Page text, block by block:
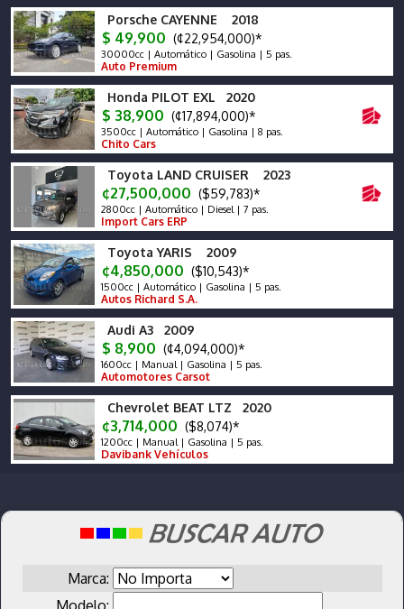
Porsche CAYENNE 2018
$ 49,900 (¢22,954,000)*
30000cc | Automático | Gasolina | 5 pas.
Auto Premium
Honda PILOT EXL 2020
$ 38,900 (¢17,894,000)*
3500cc | Automático | Gasolina | 8 pas.
Chito Cars
Toyota LAND CRUISER 2023
¢27,500,000 ($59,783)*
2800cc | Automático | Diesel | 7 pas.
Import Cars ERP
Toyota YARIS 2009
¢4,850,000 ($10,543)*
1500cc | Automático | Gasolina | 5 pas.
Autos Richard S.A.
Audi A3 2009
$ 8,900 (¢4,094,000)*
1600cc | Manual | Gasolina | 5 pas.
Automotores Carsot
Chevrolet BEAT LTZ 2020
¢3,714,000 ($8,074)*
1200cc | Manual | Gasolina | 5 pas.
Davibank Vehículos
Marca:
Modelo: